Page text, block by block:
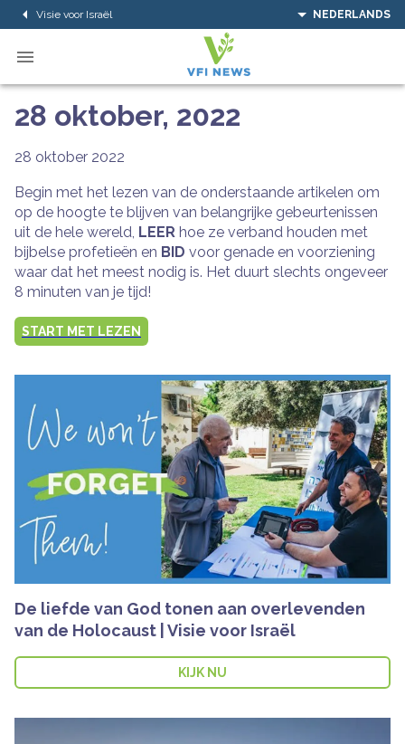
Visie voor Israël NEDERLANDS
28 oktober, 2022
28 oktober 2022
Begin met het lezen van de onderstaande artikelen om
op de hoogte te blijven van belangrijke gebeurtenissen
uit de hele wereld, LEER hoe ze verband houden met
bijbelse profetieën en BID voor genade en voorziening
waar dat het meest nodig is. Het duurt slechts ongeveer
8 minuten van je tijd!
START MET LEZEN
De liefde van God tonen aan overlevenden
van de Holocaust | Visie voor Israël
KIJK NU